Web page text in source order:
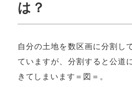
は？
自分の土地を数区画に分割し
ていますが、分割すると公道
きてしまいます＝図＝。